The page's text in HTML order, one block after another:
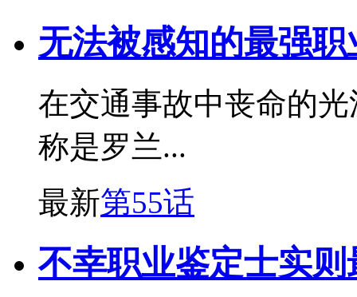
无法被感知的最强
在交通事故中丧命的
称是罗兰...
最新第55话
不幸职业鉴定士实则